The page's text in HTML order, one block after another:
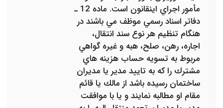
مأمور اجراي اينقانون است. ماده 12 ـ
دفاتر اسناد رسمي موظف مي ‌باشند در
هنگام تنظيم هر نوع سند انتقال،
اجاره، رهن، صلح، هبه و غيره گواهي
مربوط به تسويه حساب ‌هزينه‌ هاي
مشترك را كه به تاييد مدير يا مديران
ساختمان رسيده باشد از مالك يا قائم
مقام او مطالبه نمايند و يا با موافقت